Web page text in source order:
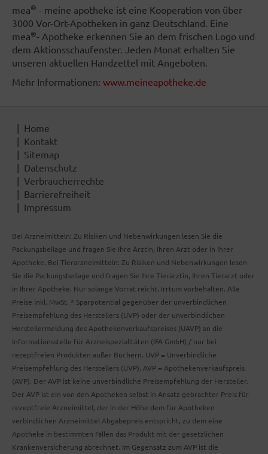
mea® - meine apotheke ist eine Kooperation von über
3000 Vor-Ort-Apotheken in ganz Deutschland. Eine
mea®- Apotheke erkennen Sie an dem frischen Logo und
dem Aktionsschaufenster. Jeden Monat erhalten Sie
unseren aktuellen Handzettel mit Angeboten.
Mehr Informationen: www.meineapotheke.de
Home
Kontakt
Sitemap
Datenschutz
Verbraucherrechte
Barrierefreiheit
Impressum
Bei Arzneimitteln: Zu Risiken und Nebenwirkungen lesen Sie die
Packungsbeilage und fragen Sie Ihre Ärztin, Ihren Arzt oder in Ihrer
Apotheke. Bei Tierarzneimitteln: Zu Risiken und Nebenwirkungen lesen
Sie die Packungsbeilage und fragen Sie Ihre Tierärztin, Ihren Tierarzt oder
in Ihrer Apotheke. Nur solange Vorrat reicht. Irrtum vorbehalten. Alle
Preise inkl. MwSt. * Sparpotential gegenüber der unverbindlichen
Preisempfehlung des Herstellers (UVP) oder der unverbindlichen
Herstellermeldung des Apothekenverkaufspreises (UAVP) an die
Informationsstelle für Arzneispezialitäten (IFA GmbH) / nur bei
rezeptfreien Produkten außer Büchern. UVP = Unverbindliche
Preisempfehlung des Herstellers (UVP). AVP = Apothekenverkaufspreis
(AVP). Der AVP ist keine unverbindliche Preisempfehlung der Hersteller.
Der AVP ist ein von den Apotheken selbst in Ansatz gebrachter Preis für
rezeptfreie Arzneimittel, der in der Höhe dem für Apotheken
verbindlichen Arzneimittel Abgabepreis entspricht, zu dem eine
Apotheke in bestimmten Fällen das Produkt mit der gesetzlichen
Krankenversicherung abrechnet. Im Gegensatz zum AVP ist die